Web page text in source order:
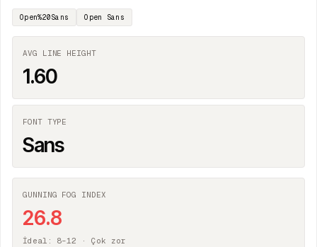
Open%20Sans Open Sans
AVG LINE HEIGHT
1.60
FONT TYPE
Sans
GUNNING FOG INDEX
26.8
İdeal: 8–12 · Çok zor